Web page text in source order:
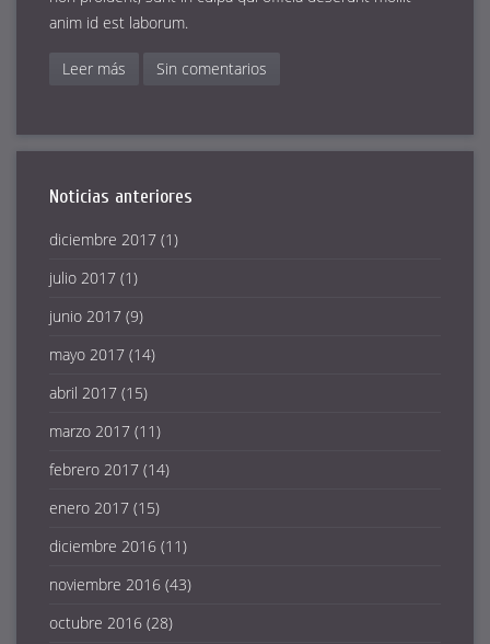
anim id est laborum.
Leer más Sin comentarios
Noticias anteriores
diciembre 2017 (1)
julio 2017 (1)
junio 2017 (9)
mayo 2017 (14)
abril 2017 (15)
marzo 2017 (11)
febrero 2017 (14)
enero 2017 (15)
diciembre 2016 (11)
noviembre 2016 (43)
octubre 2016 (28)